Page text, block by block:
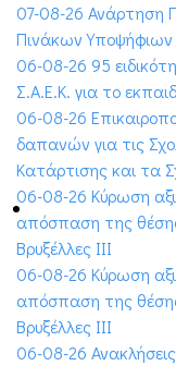
07-08-26 Ανάρτηση
Πινάκων
06-08-26 95
Σ.Α.Ε.Κ. για το
06-08-26
δαπανών για τις
Κατάρτισης και τα
06-08-26 Κύρωση
απόσπαση της
Βρυξέλλες ΙΙΙ
06-08-26 Κύρωση
απόσπαση της
Βρυξέλλες ΙΙΙ
06-08-26